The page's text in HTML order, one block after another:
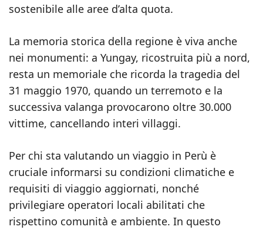
sostenibile alle aree d’alta quota.
La memoria storica della regione è viva anche
nei monumenti: a Yungay, ricostruita più a nord,
resta un memoriale che ricorda la tragedia del
31 maggio 1970, quando un terremoto e la
successiva valanga provocarono oltre 30.000
vittime, cancellando interi villaggi.
Per chi sta valutando un viaggio in Perù è
cruciale informarsi su condizioni climatiche e
requisiti di viaggio aggiornati, nonché
privilegiare operatori locali abilitati che
rispettino comunità e ambiente. In questo